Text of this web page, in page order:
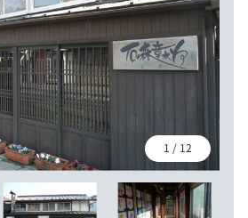
1 / 12